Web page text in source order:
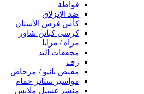
فواطة
ضد الإنزلاق
كأس فرش الأسنان
كرسى كبائن شاور
مرآة / مرايا
مجففات اليد
رف
مقبض بانيو / مرحاض
مواسير ستائر حمام
منشر غسيل ملابس